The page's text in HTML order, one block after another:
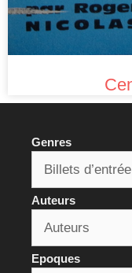
Genres
Auteurs
Epoques